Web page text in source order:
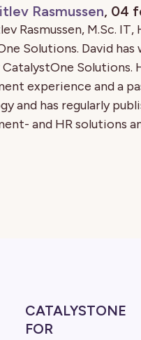
Rasmussen, 04
Rasmussen, M.Sc.
Solutions. David
Solutions.
experience and a
and has regularly
and HR solutions
CATALYSTONE
FOR